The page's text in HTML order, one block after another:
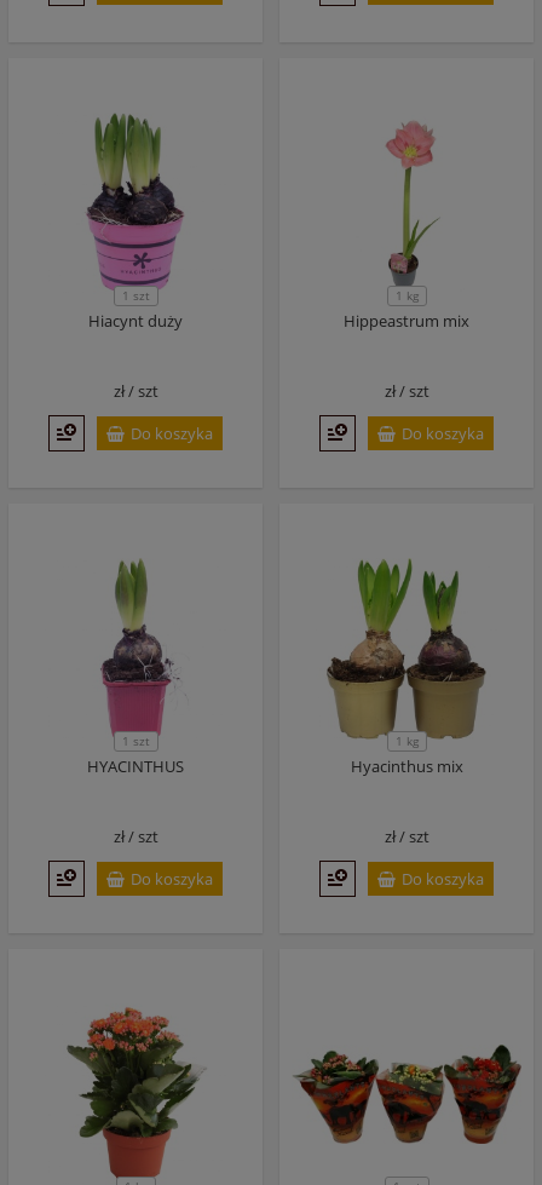
1 szt
Hiacynt duży
zł /szt
Do koszyka
1 kg
Hippeastrum mix
zł /szt
Do koszyka
1 szt
HYACINTHUS
zł /szt
Do koszyka
1 kg
Hyacinthus mix
zł /szt
Do koszyka